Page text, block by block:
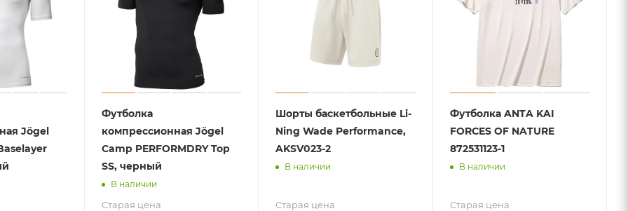
Jögel
Футболка
компрессионная Jögel
Camp PERFORMDRY Top
SS, черный
В наличии
Старая цена
Шорты баскетбольные Li-
Ning Wade Performance,
AKSV023-2
В наличии
Старая цена
Футболка ANTA KAI
FORCES OF NATURE
872531123-1
В наличии
Старая цена